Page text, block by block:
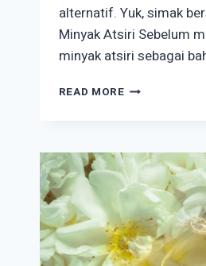
alternatif. Yuk, simak
Minyak Atsiri Sebelum
minyak atsiri sebagai
READ MORESIAPA
MINYAK
ATSIRI
BISA
MEMBANTU
MENGHEMAT
BBM